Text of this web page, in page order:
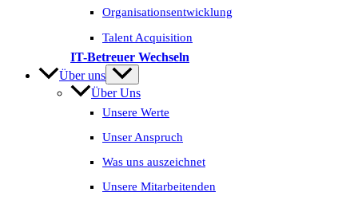
Organisations­entwicklung
Talent Acquisition
IT-Betreuer Wechseln
Über uns
Über Uns
Unsere Werte
Unser Anspruch
Was uns auszeichnet
Unsere Mitarbeitenden